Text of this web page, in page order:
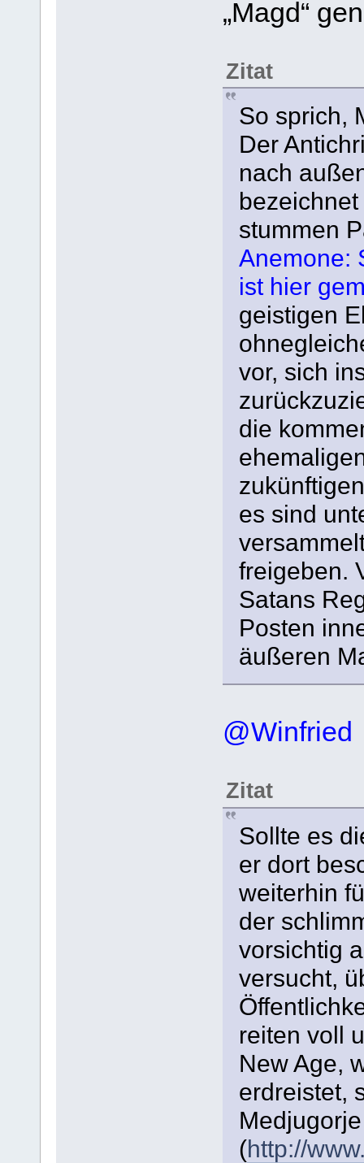
„Magd“
Zitat
So sprich,
Der
nach
stummen
Anemone:
ist hier
geistigen
vor, sich
die
es sind
freigeben.
Satans
Posten
äußeren
@Winfried
Zitat
Sollte es
er dort
weiterhin
der
vorsichtig
versucht,
reiten voll
New Age,
erdreistet,
(http://